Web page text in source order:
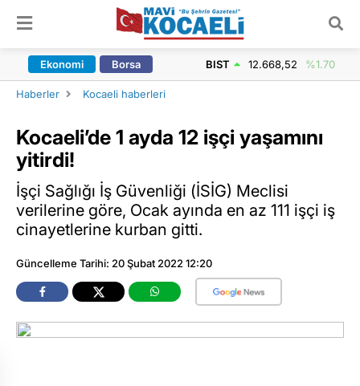
Ekonomi Borsa BIST 12.668,52 %1.70
Haberler Kocaeli haberleri
Kocaeli’de 1 ayda 12 işçi yaşamını
yitirdi!
İşçi Sağlığı İş Güvenliği (İSİG) Meclisi
verilerine göre, Ocak ayında en az 111 işçi iş
cinayetlerine kurban gitti.
Güncelleme Tarihi: 20 Şubat 2022 12:20